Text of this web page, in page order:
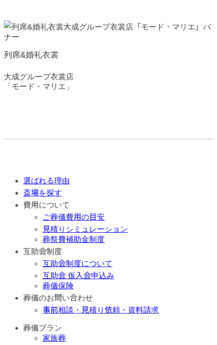
列席&婚礼衣裳
大成グループ衣裳店
「モード・マリエ」
選ばれる理由
斎場を探す
費用について
ご葬儀費用の目安
見積りシミュレーション
葬祭費補助金制度
互助会制度
互助会制度について
互助会 仮入会申込み
葬儀保険
葬儀のお問い合わせ
事前相談・見積り依頼・資料請求
葬儀プラン
家族葬